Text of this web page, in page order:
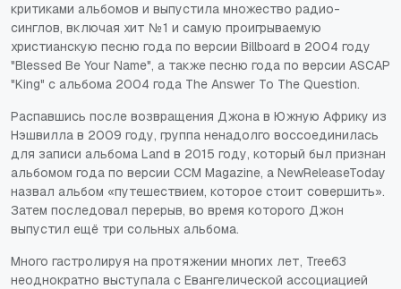
критиками альбомов и выпустила множество радио-
синглов, включая хит №1 и самую проигрываемую
христианскую песню года по версии Billboard в 2004 году
"Blessed Be Your Name", а также песню года по версии ASCAP
"King" с альбома 2004 года The Answer To The Question.
Распавшись после возвращения Джона в Южную Африку из
Нэшвилла в 2009 году, группа ненадолго воссоединилась
для записи альбома Land в 2015 году, который был признан
альбомом года по версии CCM Magazine, а NewReleaseToday
назвал альбом «путешествием, которое стоит совершить».
Затем последовал перерыв, во время которого Джон
выпустил ещё три сольных альбома.
Много гастролируя на протяжении многих лет, Tree63
неоднократно выступала с Евангелической ассоциацией